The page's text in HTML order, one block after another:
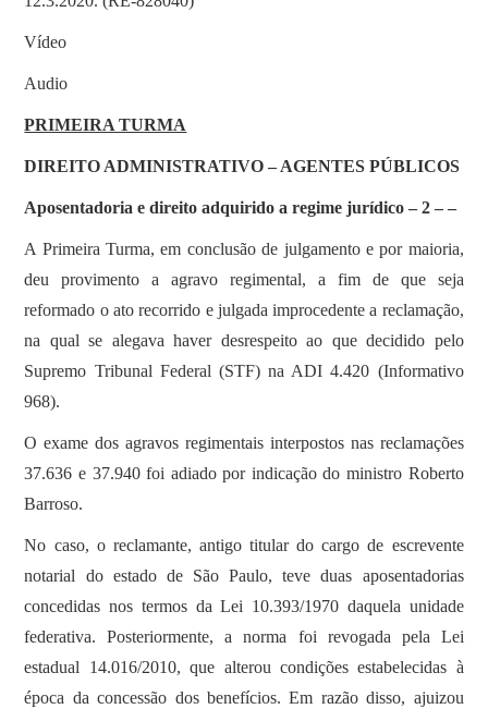
Vídeo
Audio
PRIMEIRA TURMA
DIREITO ADMINISTRATIVO – AGENTES PÚBLICOS
Aposentadoria e direito adquirido a regime jurídico – 2 – –
A Primeira Turma, em conclusão de julgamento e por maioria,
deu provimento a agravo regimental, a fim de que seja
reformado o ato recorrido e julgada improcedente a reclamação,
na qual se alegava haver desrespeito ao que decidido pelo
Supremo Tribunal Federal (STF) na ADI 4.420 (Informativo
968).
O exame dos agravos regimentais interpostos nas reclamações
37.636 e 37.940 foi adiado por indicação do ministro Roberto
Barroso.
No caso, o reclamante, antigo titular do cargo de escrevente
notarial do estado de São Paulo, teve duas aposentadorias
concedidas nos termos da Lei 10.393/1970 daquela unidade
federativa. Posteriormente, a norma foi revogada pela Lei
estadual 14.016/2010, que alterou condições estabelecidas à
época da concessão dos benefícios. Em razão disso, ajuizou